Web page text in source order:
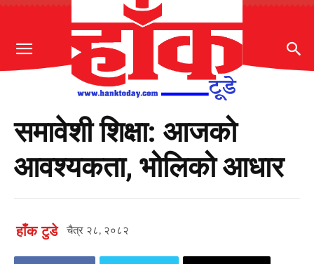
समावेशी शिक्षा: आजको
आवश्यकता, भोलिको आधार
हाँक टुडे चैत्र २८, २०८२